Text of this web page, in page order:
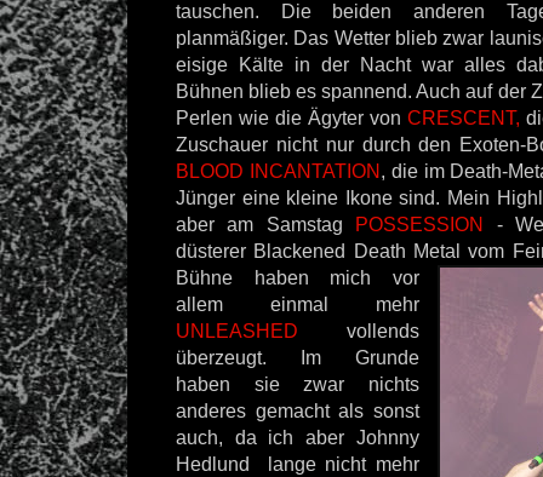
tauschen. Die beiden anderen
planmäßiger. Das Wetter blieb zwar
eisige Kälte in der Nacht war alles
Bühnen blieb es spannend. Auch auf der
Perlen wie die Ägyter von CRESCENT,
Zuschauer nicht nur durch den Exoten-
BLOOD INCANTATION , die im Death-
Jünger eine kleine Ikone sind. Mein
aber am Samstag
POSSESSION
-
düsterer Blackened Death Metal
vom
Bühne haben mich vor
allem einmal mehr
UNLEASHED vollends
überzeugt. Im Grunde
haben sie zwar nichts
anderes gemacht als sonst
auch, da ich aber Johnny
Hedlund lange nicht mehr